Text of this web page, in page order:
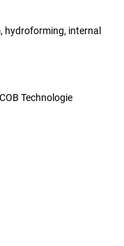
hydroforming, internal
Technologie